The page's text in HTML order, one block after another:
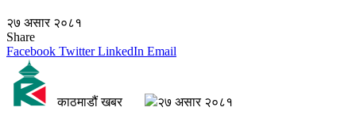
२७ असार २०८१
Share
Facebook Twitter LinkedIn Email
काठमाडौं खबर
२७ असार २०८१